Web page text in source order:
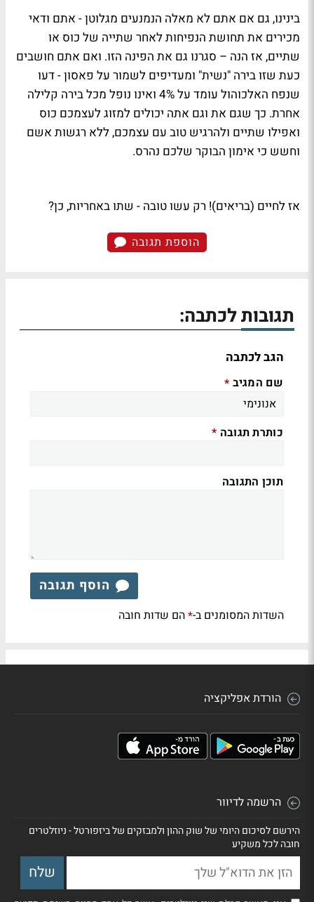
בינינו, גם אם אתם לא מאלה הנמנעים מגלוטן - אתם ודאי
מכירים את תחושת הנפיחות לאחר שתייה של כוס או
שתיים, אז הנה – סגרנו גם את הפינה הזו. ואם אתם חושבים
כעת שזו בירה "נשית" ומעדיפים לשמור על פאסון - דעו
שנפח האלכוהול עומד על 4% ואינו נופל מכל בירה קלילה
אחרת. כך שגם את וגם אתה יכולים למזוג לעצמכם כוס
ואפילו שתיים ולהרגיש טוב עם עצמכם, ללא רגשות אשם
וחשש כי אימון הבוקר שלכם נהרס.
אז לחיים (בריאים)! רק עשו טובה - שתו באחריות, כן?
הוספת תגובה
תגובות לכתבה:
הגב לכתבה
שם המגיב *
כותרת תגובה *
תוכן התגובה
הוסף תגובה
השדות המסומנים ב-*הם שדות חובה
הורדת אפליקציה
הרשמה לדיוור
הירשם לסיכום היומי של שוק ההון ולמבזקים של ביזפורטל - ניוזלטרים
חובה לכל משקיע